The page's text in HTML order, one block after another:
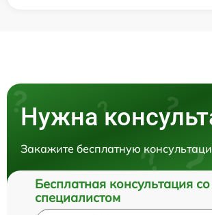
Нужна
Закажите бесплатную
Бесплатная консультация со
специалистом